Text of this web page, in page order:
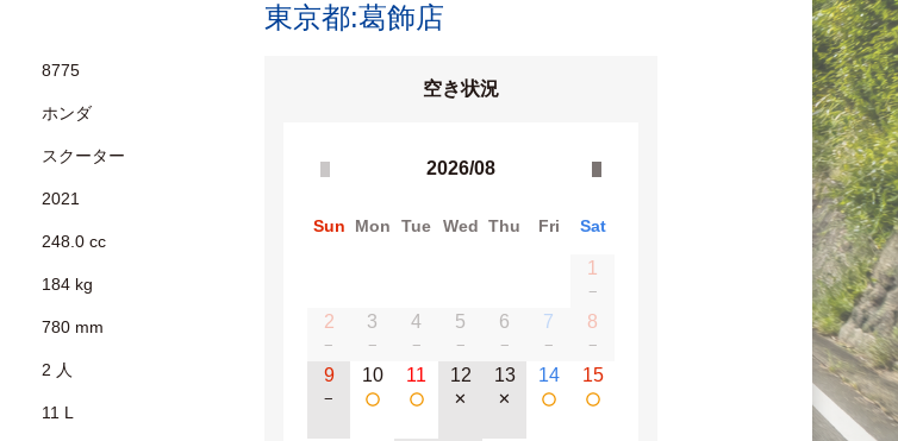
東京都:葛飾店
空き状況
2026/08
Sun Mon Tue Wed Thu Fri Sat
1
−
2
−
3
−
4
−
5
−
6
−
7
−
8
−
9
−
10 11 12
✕
13
✕
14 15
8775
ホンダ
スクーター
2021
248.0 cc
184 kg
780 mm
2 人
11 L